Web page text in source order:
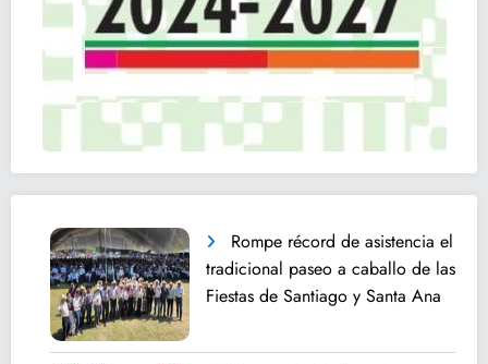
Rompe récord de asistencia el
tradicional paseo a caballo de las
Fiestas de Santiago y Santa Ana